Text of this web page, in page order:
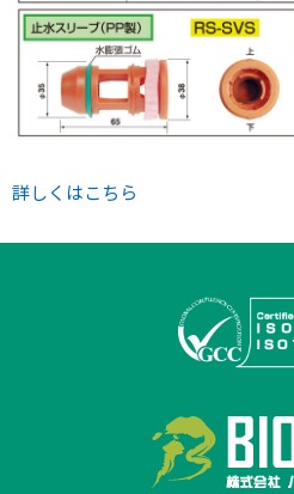
詳しくはこちら